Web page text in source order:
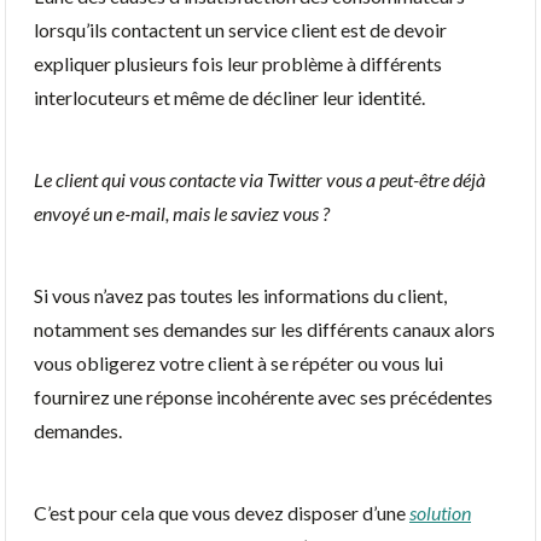
lorsqu’ils contactent un service client est de devoir
expliquer plusieurs fois leur problème à différents
interlocuteurs et même de décliner leur identité.
Le client qui vous contacte via Twitter vous a peut-être déjà
envoyé un e-mail, mais le saviez vous ?
Si vous n’avez pas toutes les informations du client,
notamment ses demandes sur les différents canaux alors
vous obligerez votre client à se répéter ou vous lui
fournirez une réponse incohérente avec ses précédentes
demandes.
C’est pour cela que vous devez disposer d’une solution